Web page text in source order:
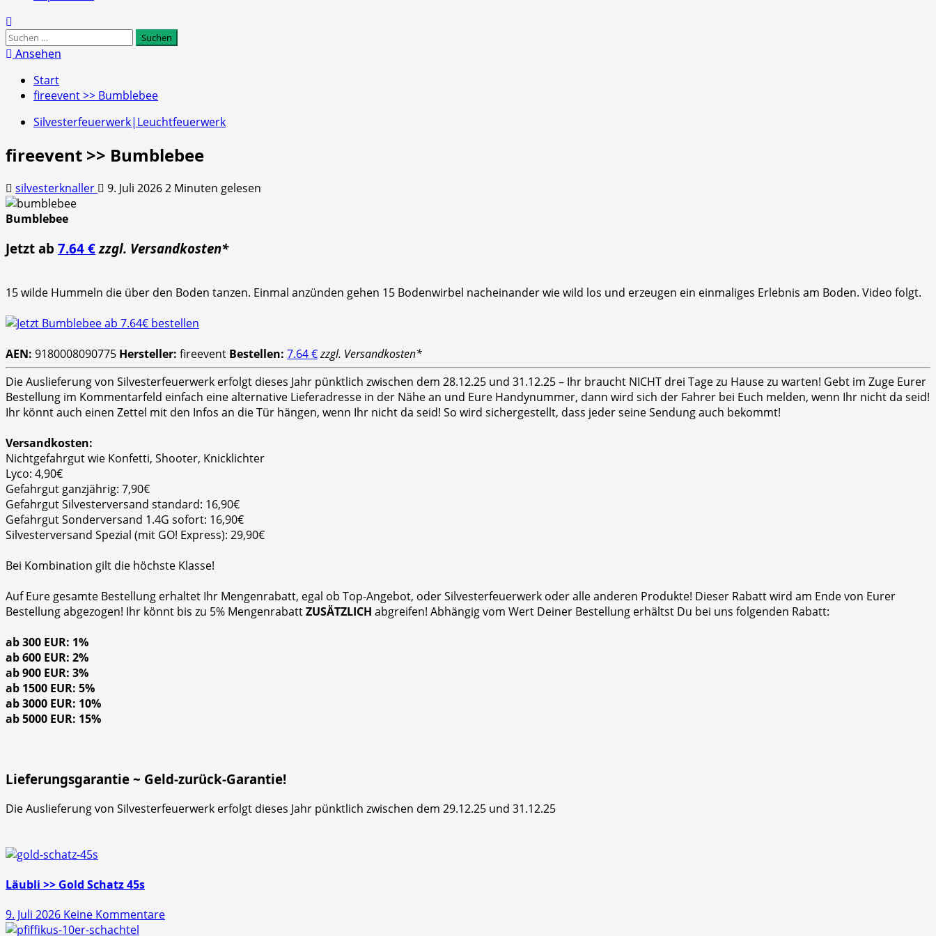
Suchen
nach:
Ansehen
Start
fireevent >> Bumblebee
Silvesterfeuerwerk|Leuchtfeuerwerk
fireevent >> Bumblebee
silvesterknaller 9. Juli 20262 Minuten gelesen
Bumblebee
Jetzt ab 7.64 € zzgl. Versandkosten*
15 wilde Hummeln die über den Boden tanzen. Einmal anzünden gehen 15 Bodenwirbel nacheinander wie wild los und erzeugen ein einmaliges Erlebnis am Boden. Video folgt.
AEN: 9180008090775 Hersteller: fireevent Bestellen: 7.64 €zzgl. Versandkosten*
Die Auslieferung von Silvesterfeuerwerk erfolgt dieses Jahr pünktlich zwischen dem 28.12.25 und 31.12.25 – Ihr braucht NICHT drei Tage zu Hause zu warten! Gebt im Zuge Eurer
Bestellung im Kommentarfeld einfach eine alternative Lieferadresse in der Nähe an und Eure Handynummer, dann wird sich der Fahrer bei Euch melden, wenn Ihr nicht da seid!
Ihr könnt auch einen Zettel mit den Infos an die Tür hängen, wenn Ihr nicht da seid! So wird sichergestellt, dass jeder seine Sendung auch bekommt!
Versandkosten:
Nichtgefahrgut wie Konfetti, Shooter, Knicklichter
Lyco: 4,90€
Gefahrgut ganzjährig: 7,90€
Gefahrgut Silvesterversand standard: 16,90€
Gefahrgut Sonderversand 1.4G sofort: 16,90€
Silvesterversand Spezial (mit GO! Express): 29,90€
Bei Kombination gilt die höchste Klasse!
Auf Eure gesamte Bestellung erhaltet Ihr Mengenrabatt, egal ob Top-Angebot, oder Silvesterfeuerwerk oder alle anderen Produkte! Dieser Rabatt wird am Ende von Eurer
Bestellung abgezogen! Ihr könnt bis zu 5% MengenrabattZUSÄTZLICH abgreifen! Abhängig vom Wert Deiner Bestellung erhältst Du bei uns folgenden Rabatt:
ab 300 EUR: 1%
ab 600 EUR: 2%
ab 900 EUR: 3%
ab 1500 EUR: 5%
ab 3000 EUR: 10%
ab 5000 EUR: 15%
Lieferungsgarantie ~ Geld-zurück-Garantie!
Die Auslieferung von Silvesterfeuerwerk erfolgt dieses Jahr pünktlich zwischen dem 29.12.25 und 31.12.25
Läubli >> Gold Schatz 45s
9. Juli 2026 Keine Kommentarezu